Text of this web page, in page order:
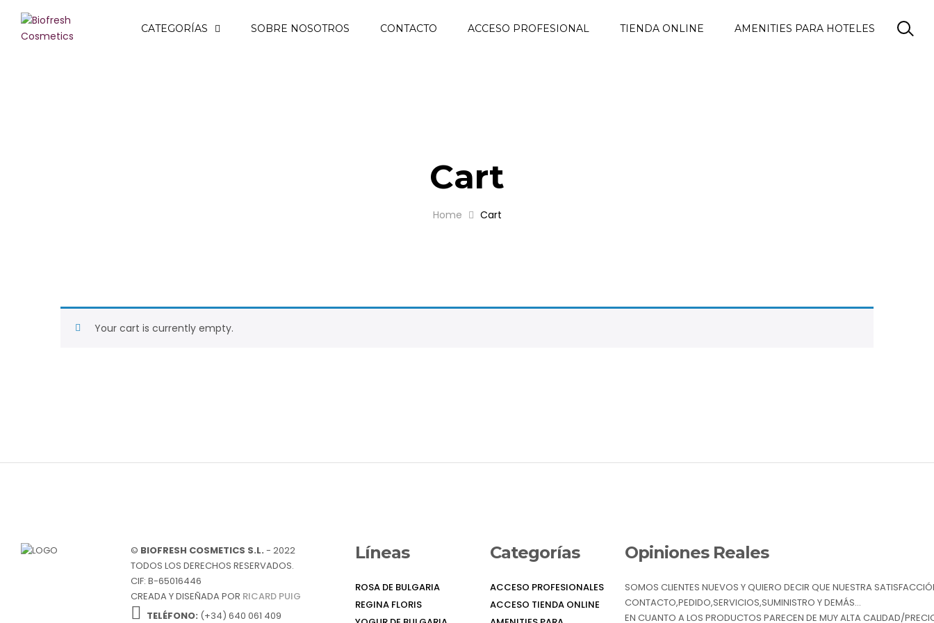
CATEGORÍAS SOBRE NOSOTROS CONTACTO ACCESO PROFESIONAL TIENDA ONLINE AMENITIES PARA HOTELES
Cart
Home Cart
Your cart is currently empty.
© BIOFRESH COSMETICS S.L. - 2022
TODOS LOS DERECHOS RESERVADOS.
CIF: B-65016446
CREADA Y DISEÑADA POR RICARD PUIG
TELÉFONO: (+34) 640 061 409
Líneas
ROSA DE BULGARIA
REGINA FLORIS
Categorías
ACCESO PROFESIONALES
ACCESO TIENDA ONLINE
Opiniones Reales
SOMOS CLIENTES NUEVOS Y QUIERO DECIR QUE NUESTRA
CONTACTO,PEDIDO,SERVICIOS,SUMINISTRO Y DEMÁS…
EN CUANTO A LOS PRODUCTOS PARECEN DE MUY ALTA CALIDAD/
Volver
LÍNEA ECONÓMICA